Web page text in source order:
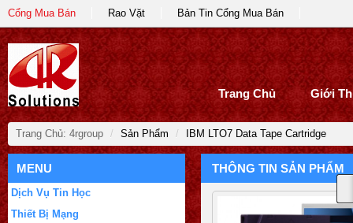
Cổng Mua Bán Rao Vặt Bản Tin Cổng Mua Bán
Trang Chủ Giới
Trang Chủ: 4rgroup / Sản Phẩm / IBM LTO7 Data Tape Cartridge
MENU
Dịch Vụ Tin Học
Thiết Bị Mạng
THÔNG TIN SẢN PHẨM